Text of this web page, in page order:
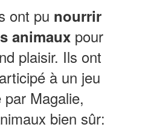
ont pu nourrir
animaux pour
plaisir. Ils ont
à un jeu
Magalie,
bien sûr: